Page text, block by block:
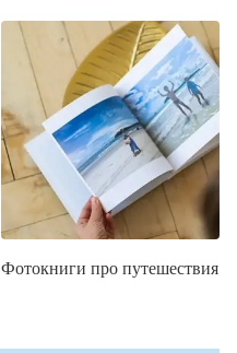
Фотокниги про путешествия